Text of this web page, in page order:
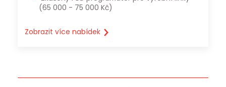
(65 000 - 75 000 Kč)
Zobrazit více nabídek